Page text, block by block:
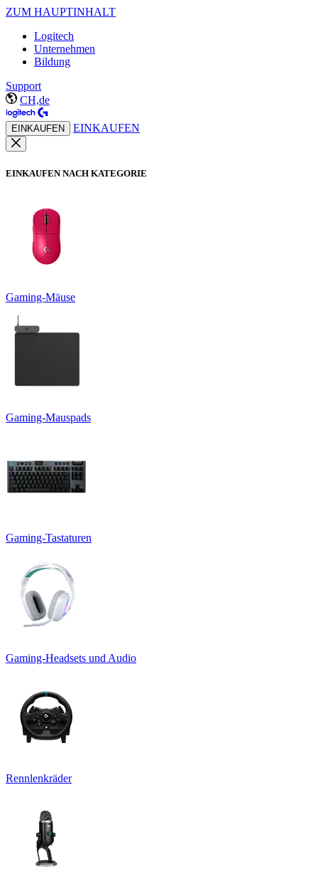
ZUM HAUPTINHALT
Logitech
Unternehmen
Bildung
Support
CH,de
EINKAUFEN EINKAUFEN
EINKAUFEN NACH KATEGORIE
Gaming-Mäuse
Gaming-Mauspads
Gaming-Tastaturen
Gaming-Headsets und Audio
Rennlenkräder